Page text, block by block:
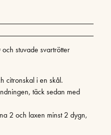
stuvade svartrötter
citronskal i en skål.
täck sedan med
2 och laxen minst 2 dygn,